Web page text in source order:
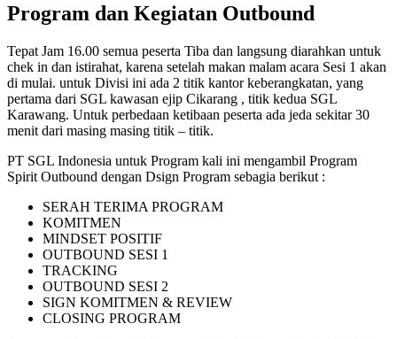
Program dan Kegiatan Outbound
Tepat Jam 16.00 semua peserta Tiba dan langsung diarahkan untuk
chek in dan istirahat, karena setelah makan malam acara Sesi 1 akan
di mulai. untuk Divisi ini ada 2 titik kantor keberangkatan, yang
pertama dari SGL kawasan ejip Cikarang , titik kedua SGL
Karawang. Untuk perbedaan ketibaan peserta ada jeda sekitar 30
menit dari masing masing titik – titik.
PT SGL Indonesia untuk Program kali ini mengambil Program
Spirit Outbound dengan Dsign Program sebagia berikut :
SERAH TERIMA PROGRAM
KOMITMEN
MINDSET POSITIF
OUTBOUND SESI 1
TRACKING
OUTBOUND SESI 2
SIGN KOMITMEN & REVIEW
CLOSING PROGRAM